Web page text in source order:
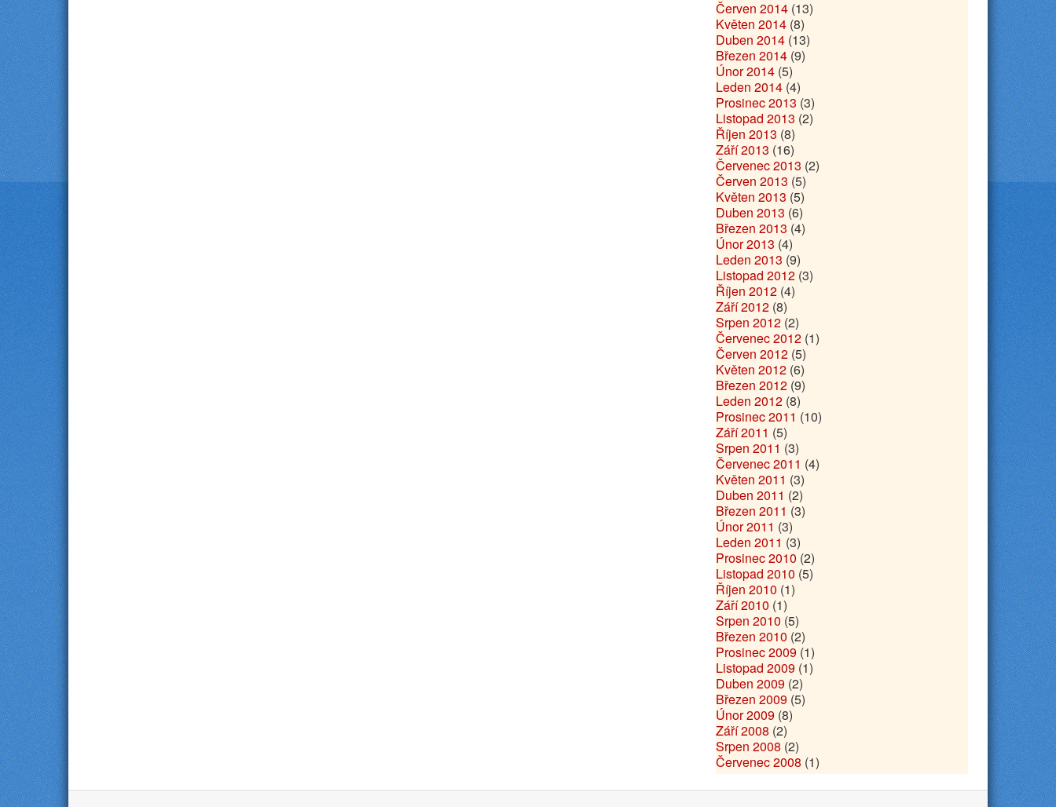
Červen 2014 (13)
Květen 2014 (8)
Duben 2014 (13)
Březen 2014 (9)
Únor 2014 (5)
Leden 2014 (4)
Prosinec 2013 (3)
Listopad 2013 (2)
Říjen 2013 (8)
Září 2013 (16)
Červenec 2013 (2)
Červen 2013 (5)
Květen 2013 (5)
Duben 2013 (6)
Březen 2013 (4)
Únor 2013 (4)
Leden 2013 (9)
Listopad 2012 (3)
Říjen 2012 (4)
Září 2012 (8)
Srpen 2012 (2)
Červenec 2012 (1)
Červen 2012 (5)
Květen 2012 (6)
Březen 2012 (9)
Leden 2012 (8)
Prosinec 2011 (10)
Září 2011 (5)
Srpen 2011 (3)
Červenec 2011 (4)
Květen 2011 (3)
Duben 2011 (2)
Březen 2011 (3)
Únor 2011 (3)
Leden 2011 (3)
Prosinec 2010 (2)
Listopad 2010 (5)
Říjen 2010 (1)
Září 2010 (1)
Srpen 2010 (5)
Březen 2010 (2)
Prosinec 2009 (1)
Listopad 2009 (1)
Duben 2009 (2)
Březen 2009 (5)
Únor 2009 (8)
Září 2008 (2)
Srpen 2008 (2)
Červenec 2008 (1)